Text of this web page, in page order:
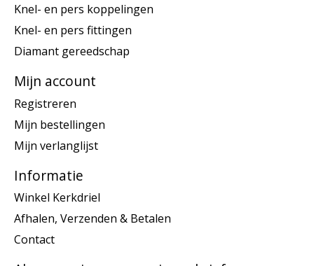
Knel- en pers koppelingen
Knel- en pers fittingen
Diamant gereedschap
Mijn account
Registreren
Mijn bestellingen
Mijn verlanglijst
Informatie
Winkel Kerkdriel
Afhalen, Verzenden & Betalen
Contact